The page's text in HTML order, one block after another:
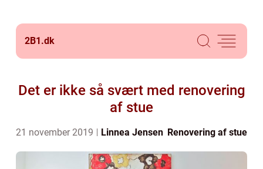
2B1.dk
Det er ikke så svært med renovering
af stue
21 november 2019 Linnea Jensen Renovering af stue